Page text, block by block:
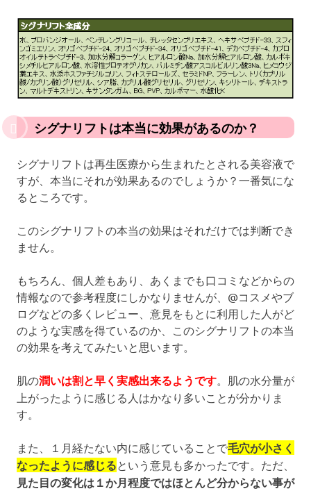
シグナリフトは本当に効果があるのか？
シグナリフトは再生医療から生まれたとされる美容液で
すが、本当にそれが効果あるのでしょうか？一番気にな
るところです。
このシグナリフトの本当の効果はそれだけでは判断でき
ません。
もちろん、個人差もあり、あくまでも口コミなどからの
情報なので参考程度にしかなりませんが、@コスメやブ
ログなどの多くレビュー、意見をもとに利用した人がど
のような実感を得ているのか、このシグナリフトの本当
の効果を考えてみたいと思います。
肌の潤いは割と早く実感出来るようです 。肌の水分量が
上がったように感じる人はかなり多いことが分かりま
す。
また、１月経たない内に感じていることで毛穴が小さく
なったように感じる という意見も多かったです。ただ、
見た目の変化は１か月程度ではほとんど分からない事が